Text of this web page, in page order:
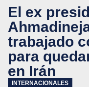
El ex
trabajado
para
en Irán
INTERNACIONALES